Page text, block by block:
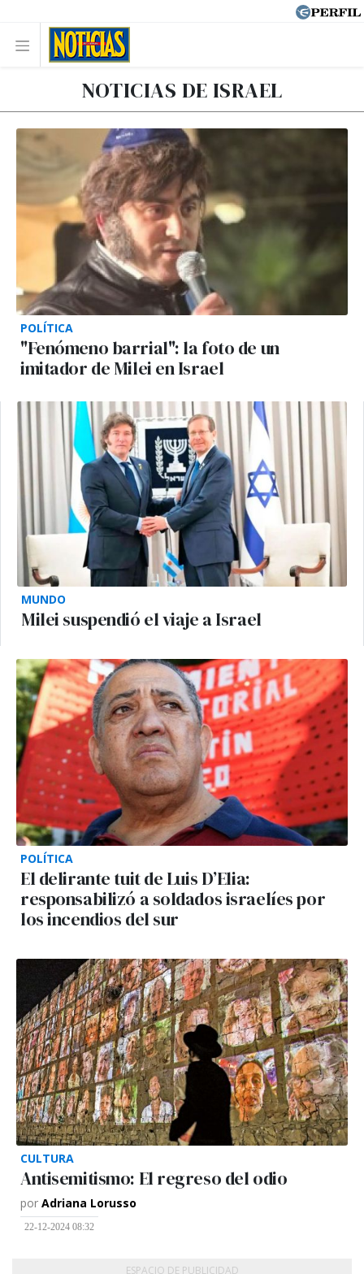
NOTICIAS DE ISRAEL
POLÍTICA
"Fenómeno barrial": la foto de un
imitador de Milei en Israel
MUNDO
Milei suspendió el viaje a Israel
POLÍTICA
El delirante tuit de Luis D’Elia:
responsabilizó a soldados israelíes por
los incendios del sur
CULTURA
Antisemitismo: El regreso del odio
por Adriana Lorusso
22-12-2024 08:32